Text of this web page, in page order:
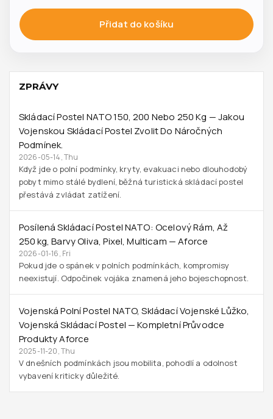
Přidat do košíku
ZPRÁVY
Skládací Postel NATO 150, 200 Nebo 250 Kg — Jakou
Vojenskou Skládací Postel Zvolit Do Náročných
Podmínek.
2026-05-14, Thu
Když jde o polní podmínky, kryty, evakuaci nebo dlouhodobý
pobyt mimo stálé bydlení, běžná turistická skládací postel
přestává zvládat zatížení.
Posílená Skládací Postel NATO: Ocelový Rám, Až
250 Kg, Barvy Oliva, Pixel, Multicam — Aforce
2026-01-16, Fri
Pokud jde o spánek v polních podmínkách, kompromisy
neexistují. Odpočinek vojáka znamená jeho bojeschopnost.
Vojenská Polní Postel NATO, Skládací Vojenské Lůžko,
Vojenská Skládací Postel — Kompletní Průvodce
Produkty Aforce
2025-11-20, Thu
V dnešních podmínkách jsou mobilita, pohodlí a odolnost
vybavení kriticky důležité.